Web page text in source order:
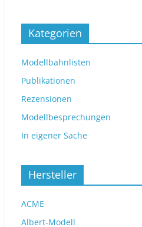
Kategorien
Modellbahnlisten
Publikationen
Rezensionen
Modellbesprechungen
In eigener Sache
Hersteller
ACME
Albert-Modell